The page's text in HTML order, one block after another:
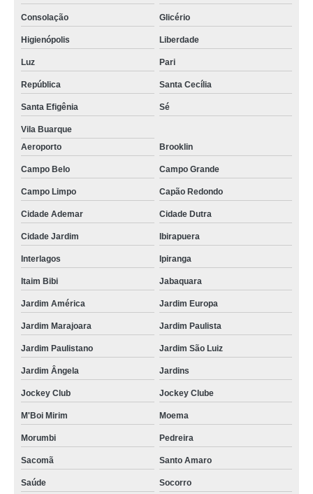
Consolação Glicério
Higienópolis Liberdade
Luz Pari
República Santa Cecília
Santa Efigênia Sé
Vila Buarque
Aeroporto
Brooklin
Campo Belo Campo Grande
Campo Limpo Capão Redondo
Cidade Ademar Cidade Dutra
Cidade Jardim Ibirapuera
Interlagos Ipiranga
Itaim Bibi Jabaquara
Jardim América Jardim Europa
Jardim Marajoara Jardim Paulista
Jardim Paulistano Jardim São Luiz
Jardim Ângela Jardins
Jockey Club Jockey Clube
M'Boi Mirim Moema
Morumbi Pedreira
Sacomã Santo Amaro
Saúde Socorro